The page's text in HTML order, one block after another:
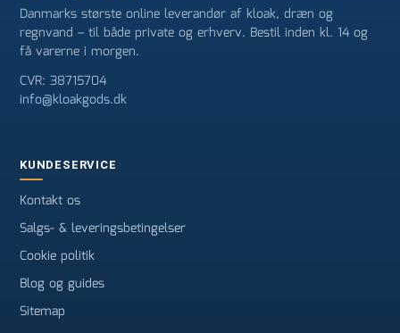
Danmarks største online leverandør af kloak, dræn og
regnvand – til både private og erhverv. Bestil inden kl. 14 og
få varerne i morgen.
CVR: 38715704
info@kloakgods.dk
KUNDESERVICE
Kontakt os
Salgs- & leveringsbetingelser
Cookie politik
Blog og guides
Sitemap